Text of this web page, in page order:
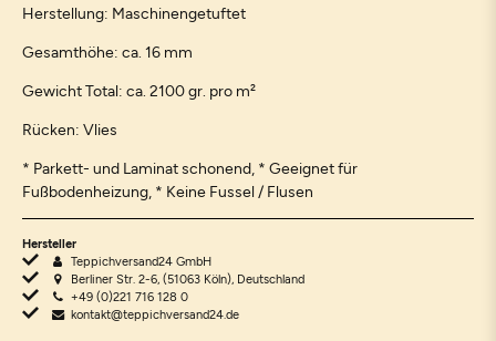
Herstellung: Maschinengetuftet
Gesamthöhe: ca. 16 mm
Gewicht Total: ca. 2100 gr. pro m²
Rücken: Vlies
* Parkett- und Laminat schonend, * Geeignet für
Fußbodenheizung, * Keine Fussel / Flusen
Hersteller
Teppichversand24 GmbH
Berliner Str. 2-6, (51063 Köln), Deutschland
+49 (0)221 716 128 0
kontakt@teppichversand24.de